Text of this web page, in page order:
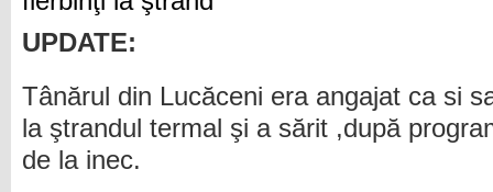
UPDATE:
Tânărul din Lucăceni era angajat ca si
la ştrandul termal şi a sărit ,după
de la inec.